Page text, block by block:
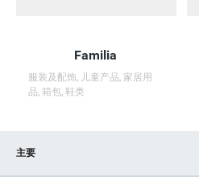
Familia
服装及配饰, 儿童产品, 家居用
品, 箱包, 鞋类
主要